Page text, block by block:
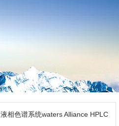
液相色谱系统waters Alliance HPLC